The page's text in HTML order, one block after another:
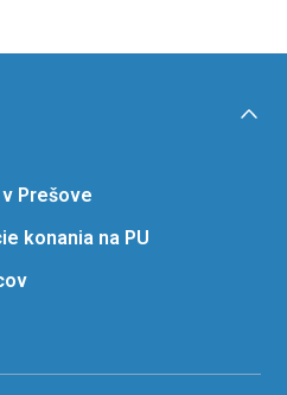
Prešove
konania na PU